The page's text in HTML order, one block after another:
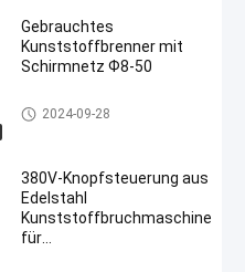
Gebrauchtes
Kunststoffbrenner mit
Schirmnetz Ф8-50
Plastikzerkleinerungsmaschin
en-Maschine
2024-09-28
380V-Knopfsteuerung aus
Edelstahl
Kunststoffbruchmaschine
für